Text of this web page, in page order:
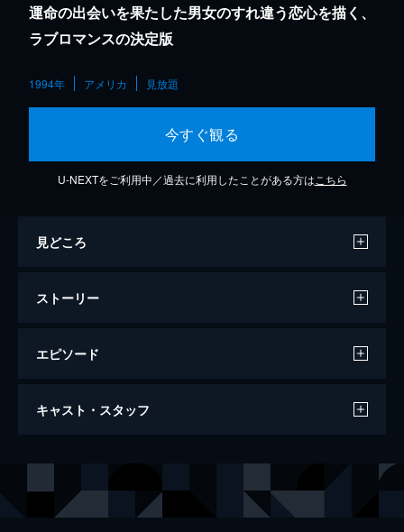
運命の出会いを果たした男女のすれ違う恋心を描く、
ラブロマンスの決定版
1994年 アメリカ 見放題
今すぐ観る
U-NEXTをご利用中／過去に利用したことがある方は こちら
見どころ
ストーリー
エピソード
めぐり逢い
キャスト・スタッフ
アネット・ベニング